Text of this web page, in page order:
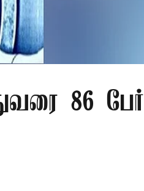
86 பேர்